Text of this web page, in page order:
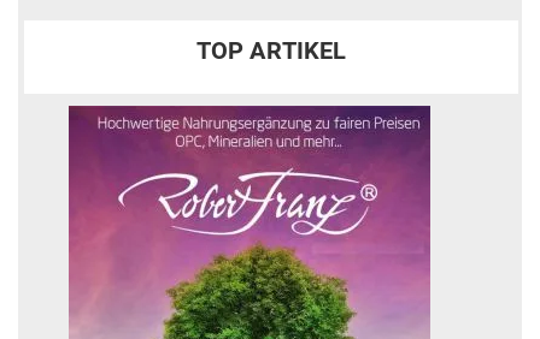
TOP ARTIKEL